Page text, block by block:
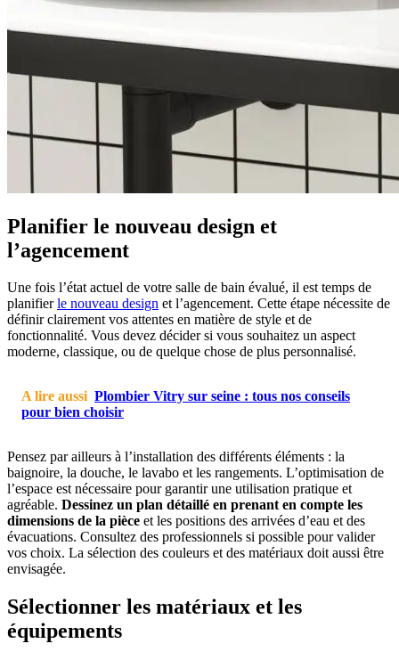
Planifier le nouveau design et
l’agencement
Une fois l’état actuel de votre salle de bain évalué, il est temps de
planifierle nouveau design et l’agencement. Cette étape nécessite de
définir clairement vos attentes en matière de style et de
fonctionnalité. Vous devez décider si vous souhaitez un aspect
moderne, classique, ou de quelque chose de plus personnalisé.
A lire aussi Plombier Vitry sur seine : tous nos conseils
pour bien choisir
Pensez par ailleurs à l’installation des différents éléments : la
baignoire, la douche, le lavabo et les rangements. L’optimisation de
l’espace est nécessaire pour garantir une utilisation pratique et
agréable. Dessinez un plan détaillé en prenant en compte les
dimensions de la pièce et les positions des arrivées d’eau et des
évacuations. Consultez des professionnels si possible pour valider
vos choix. La sélection des couleurs et des matériaux doit aussi être
envisagée.
Sélectionner les matériaux et les
équipements